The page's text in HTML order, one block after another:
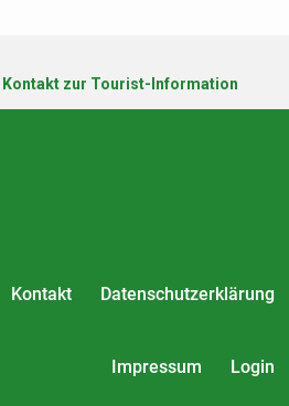
Kontakt zur Tourist-Information
Kontakt Datenschutzerklärung
Impressum Login